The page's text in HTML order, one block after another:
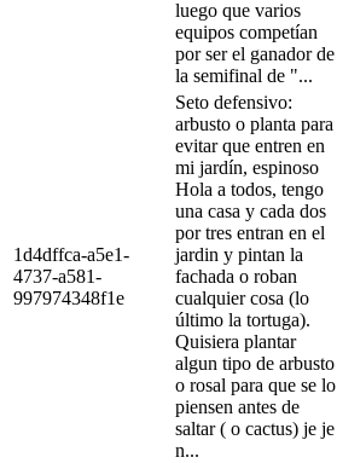
luego que varios
equipos competían
por ser el ganador de
la semifinal de "...
1d4dffca-a5e1-
4737-a581-
997974348f1e
Seto defensivo:
arbusto o planta para
evitar que entren en
mi jardín, espinoso
Hola a todos, tengo
una casa y cada dos
por tres entran en el
jardin y pintan la
fachada o roban
cualquier cosa (lo
último la tortuga).
Quisiera plantar
algun tipo de arbusto
o rosal para que se lo
piensen antes de
saltar ( o cactus) je je
n...